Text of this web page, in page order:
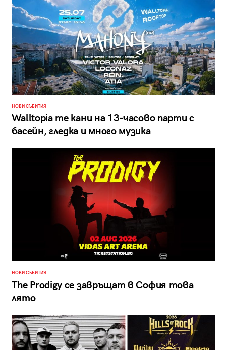
НОВИ СЪБИТИЯ
Walltopia те кани на 13-часово парти с
басейн, гледка и много музика
НОВИ СЪБИТИЯ
The Prodigy се завръщат в София това
лято